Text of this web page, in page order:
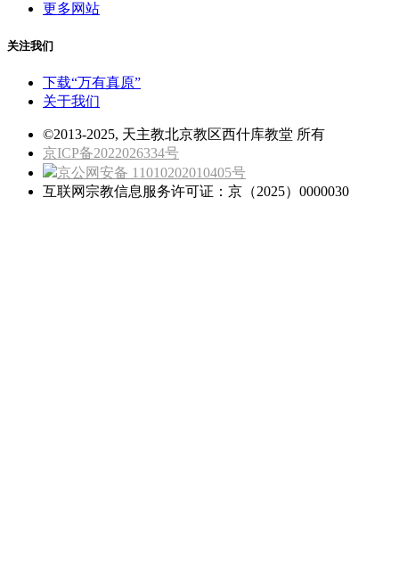
更多网站
关注我们
下载“万有真原”
关于我们
©2013-2025, 天主教北京教区西什库教堂 所有
京ICP备2022026334号
京公网安备 11010202010405号
互联网宗教信息服务许可证：京（2025）0000030